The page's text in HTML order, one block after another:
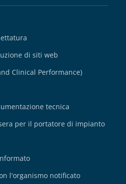
di siti web
Clinical Performance)
tecnica
per il portatore di impianto
l'organismo notificato